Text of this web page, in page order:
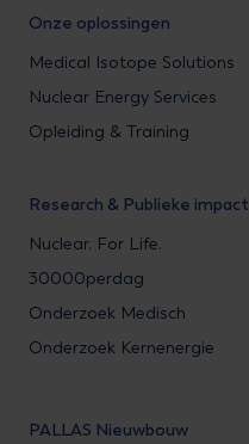
Onze oplossingen
Medical Isotope Solutions
Nuclear Energy Services
Opleiding & Training
Research & Publieke impact
Nuclear. For Life.
30000perdag
Onderzoek Medisch
Onderzoek Kernenergie
PALLAS Nieuwbouw